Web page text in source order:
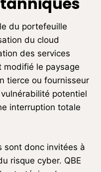
du portefeuille
du cloud
des services
modifié le paysage
tierce ou fournisseur
potentiel
interruption totale
sont donc invitées à
risque cyber. QBE